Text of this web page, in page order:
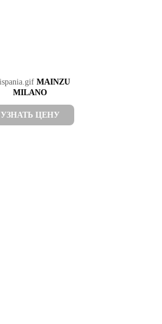
MAINZU
MILANO
УЗНАТЬ ЦЕНУ